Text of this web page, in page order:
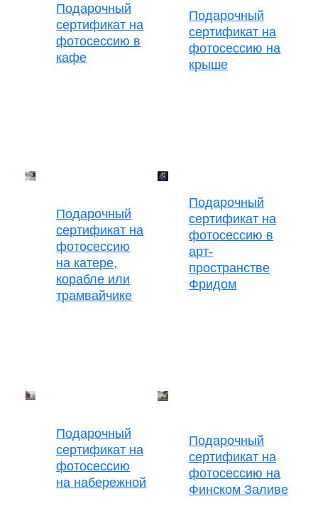
Подарочный
сертификат на
фотосессию в
кафе
Подарочный
сертификат на
фотосессию на
крыше
Подарочный
сертификат на
фотосессию
на катере,
корабле или
трамвайчике
Подарочный
сертификат на
фотосессию в
арт-
пространстве
Фридом
Подарочный
сертификат на
фотосессию
на набережной
Подарочный
сертификат на
фотосессию на
Финском Заливе